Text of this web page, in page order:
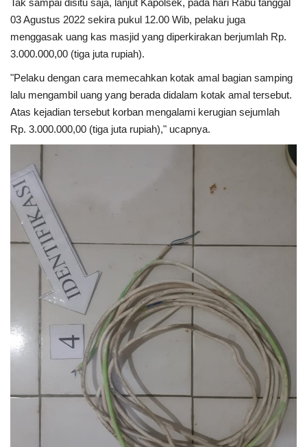
03 Agustus 2022 sekira pukul 12.00 Wib, pelaku juga
menggasak uang kas masjid yang diperkirakan berjumlah Rp.
3.000.000,00 (tiga juta rupiah).
"Pelaku dengan cara memecahkan kotak amal bagian samping
lalu mengambil uang yang berada didalam kotak amal tersebut.
Atas kejadian tersebut korban mengalami kerugian sejumlah
Rp. 3.000.000,00 (tiga juta rupiah)," ucapnya.